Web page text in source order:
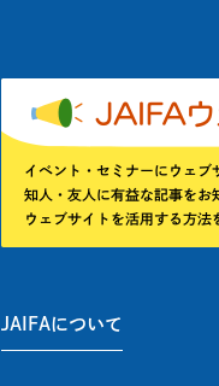
JAIFAについて